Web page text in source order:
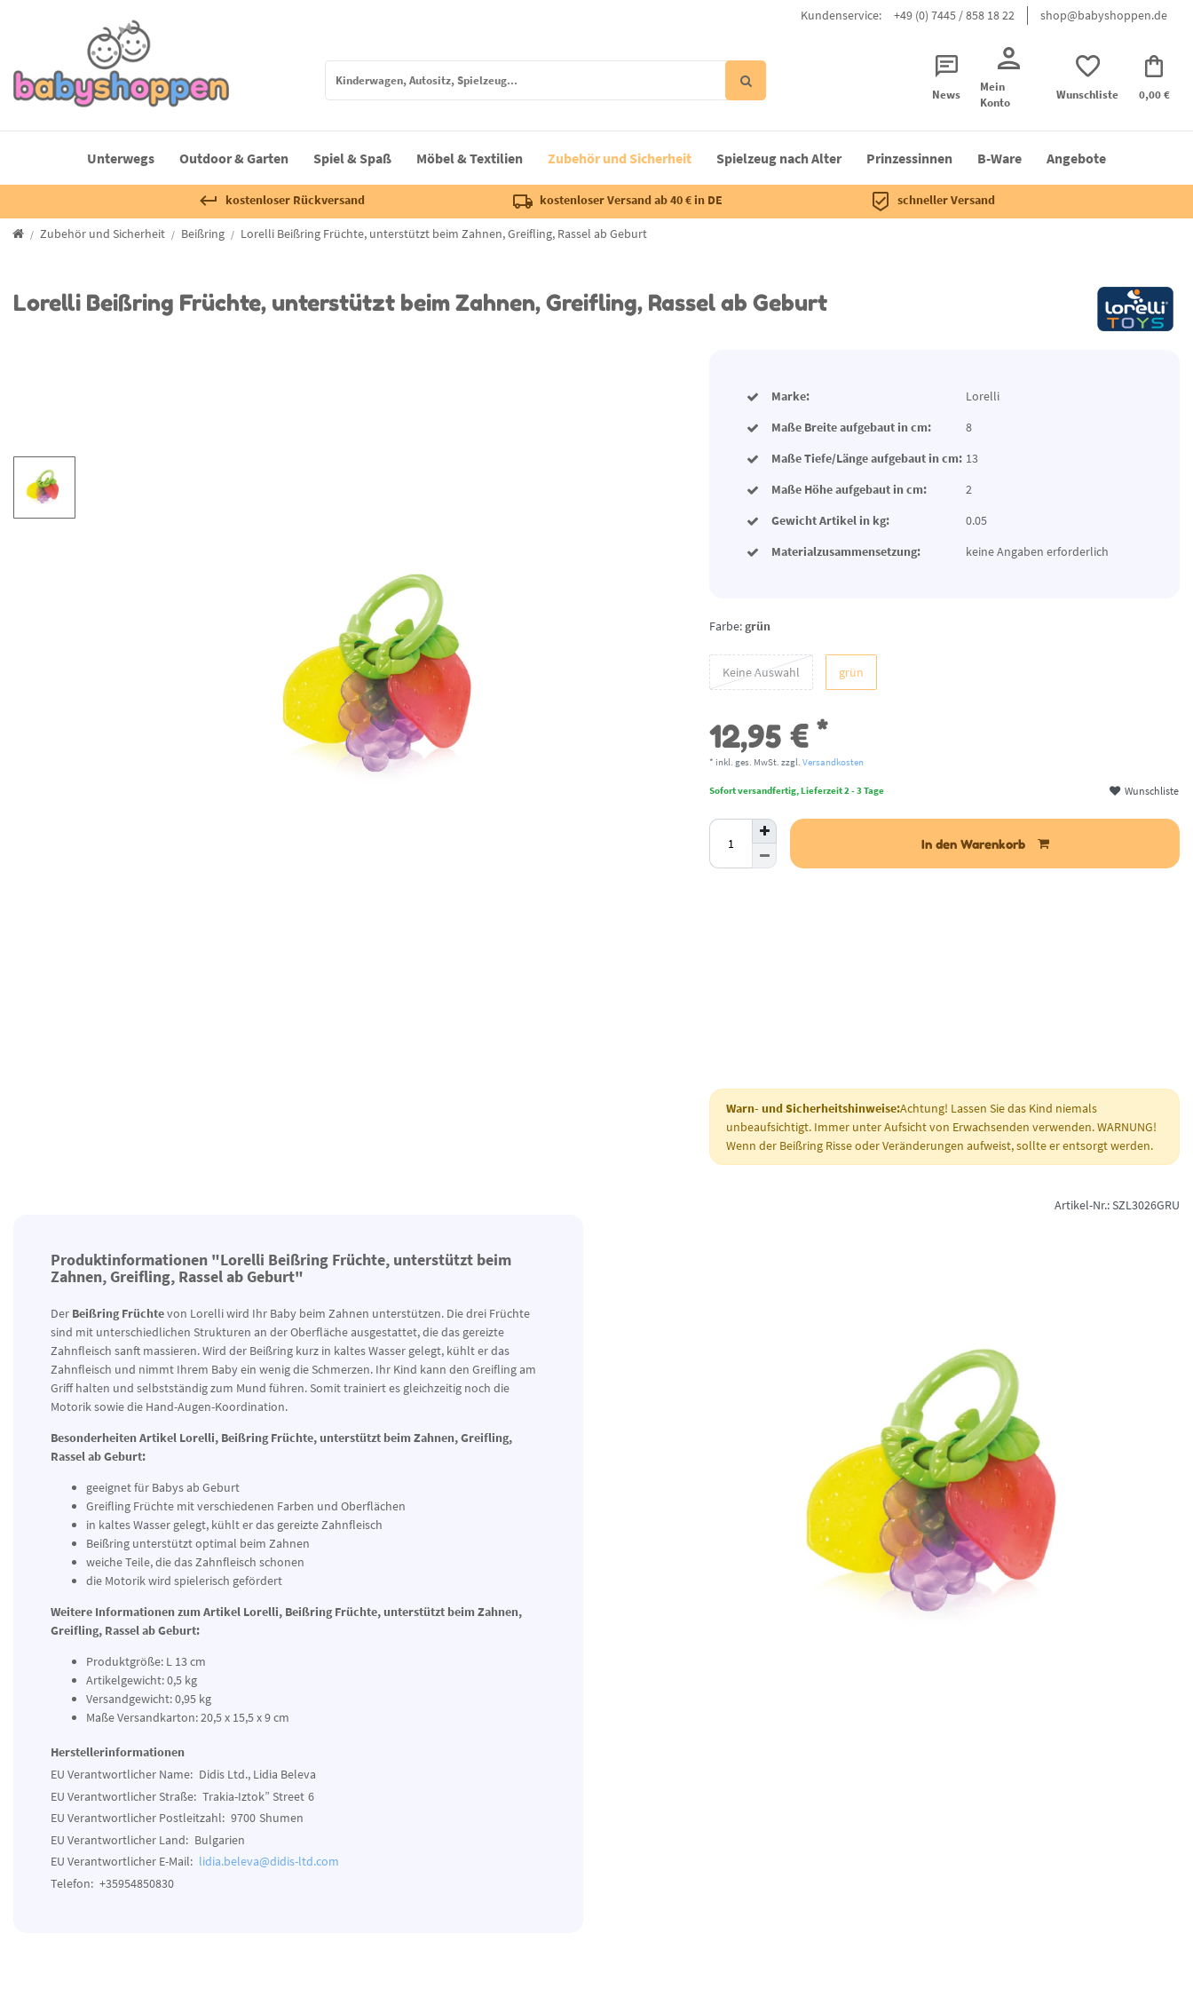
Kundenservice: +49 (0) 7445 / 858 18 22 shop@babyshoppen.de
News
Mein
Konto
Wunschliste 0,00 €
Unterwegs Outdoor & Garten Spiel & Spaß Möbel & Textilien Zubehör und Sicherheit Spielzeug nach Alter Prinzessinnen B-Ware Angebote
kostenloser Rückversand kostenloser Versand ab 40 € in DE schneller Versand
Zubehör und Sicherheit Beißring Lorelli Beißring Früchte, unterstützt beim Zahnen, Greifling, Rassel ab Geburt
Lorelli Beißring Früchte, unterstützt beim Zahnen, Greifling, Rassel ab Geburt
Marke:
Lorelli
Maße Breite aufgebaut in cm:
8
Maße Tiefe/Länge aufgebaut in cm: 13
Maße Höhe aufgebaut in cm:
2
Gewicht Artikel in kg:
0.05
Materialzusammensetzung:
keine Angaben erforderlich
Farbe:grün
Keine Auswahl grün
12,95 € *
* inkl. ges. MwSt. zzgl. Versandkosten
Sofort versandfertig, Lieferzeit 2 - 3 Tage Wunschliste
In den Warenkorb
Warn- und Sicherheitshinweise:Achtung! Lassen Sie das Kind niemals
unbeaufsichtigt. Immer unter Aufsicht von Erwachsenden verwenden. WARNUNG!
Wenn der Beißring Risse oder Veränderungen aufweist, sollte er entsorgt werden.
Artikel-Nr.: SZL3026GRU
Produktinformationen "Lorelli Beißring Früchte, unterstützt beim
Zahnen, Greifling, Rassel ab Geburt"
Der Beißring Früchtevon Lorelli wird Ihr Baby beim Zahnen unterstützen. Die drei Früchte
sind mit unterschiedlichen Strukturen an der Oberfläche ausgestattet, die das gereizte
Zahnfleisch sanft massieren. Wird der Beißring kurz in kaltes Wasser gelegt, kühlt er das
Zahnfleisch und nimmt Ihrem Baby ein wenig die Schmerzen. Ihr Kind kann den Greifling am
Griff halten und selbstständig zum Mund führen. Somit trainiert es gleichzeitig noch die
Motorik sowie die Hand-Augen-Koordination.
Besonderheiten Artikel Lorelli, Beißring Früchte, unterstützt beim Zahnen, Greifling,
Rassel ab Geburt:
geeignet für Babys ab Geburt
Greifling Früchte mit verschiedenen Farben und Oberflächen
in kaltes Wasser gelegt, kühlt er das gereizte Zahnfleisch
Beißring unterstützt optimal beim Zahnen
weiche Teile, die das Zahnfleisch schonen
die Motorik wird spielerisch gefördert
Weitere Informationen zum Artikel Lorelli, Beißring Früchte, unterstützt beim Zahnen,
Greifling, Rassel ab Geburt:
Produktgröße: L 13 cm
Artikelgewicht: 0,5 kg
Versandgewicht: 0,95 kg
Maße Versandkarton: 20,5 x 15,5 x 9 cm
Herstellerinformationen
EU Verantwortlicher Name: Didis Ltd., Lidia Beleva
EU Verantwortlicher Straße: Trakia-Iztok” Street 6
EU Verantwortlicher Postleitzahl: 9700 Shumen
EU Verantwortlicher Land: Bulgarien
EU Verantwortlicher E-Mail: lidia.beleva@didis-ltd.com
Telefon: +35954850830